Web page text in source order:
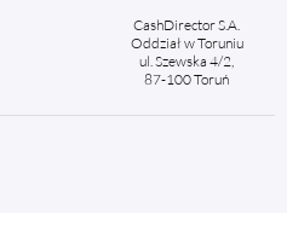
CashDirector S.A.
Oddział w Toruniu
ul. Szewska 4/2,
87-100 Toruń